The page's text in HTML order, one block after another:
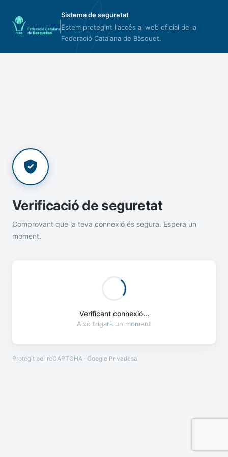
Sistema de seguretat
Estem protegint l'accés al web oficial de la
Federació Catalana de Bàsquet.
Verificació de seguretat
Comprovant que la teva connexió és segura. Espera un
moment.
Verificant connexió...
Això trigarà un moment
Protegit per reCAPTCHA · Google Privadesa